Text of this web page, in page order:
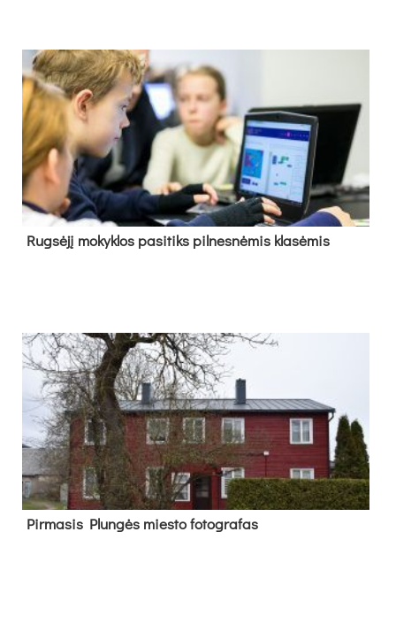
Rug­sė­jį mo­kyk­los pa­si­tiks pil­nes­nė­mis kla­sė­mis
Pir­ma­sis Plun­gės mies­to fo­tog­ra­fas